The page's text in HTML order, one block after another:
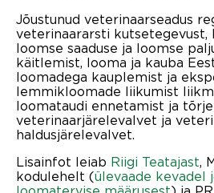
Jõustunud veterinaarseadus
veterinaararsti kutsetegevust,
loomse saaduse ja loomse
käitlemist, looma ja kauba
loomadega kauplemist ja
lemmikloomade liikumist
loomataudi ennetamist ja
veterinaarjärelevalvet ja
haldusjärelevalvet.
Lisainfot leiab Riigi Teatajast,
kodulehelt (ülevaade kevadel